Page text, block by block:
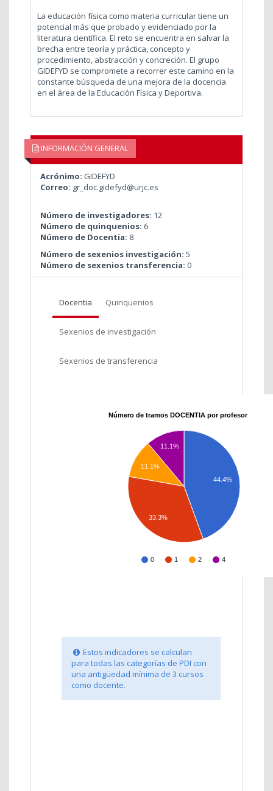
La educación física como materia curricular tiene un
potencial más que probado y evidenciado por la
literatura científica. El reto se encuentra en salvar la
brecha entre teoría y práctica, concepto y
procedimiento, abstracción y concreción. El grupo
GIDEFYD se compromete a recorrer este camino en la
constante búsqueda de una mejora de la docencia
en el área de la Educación Física y Deportiva.
INFORMACIÓN GENERAL
Acrónimo: GIDEFYD
Correo: gr_doc.gidefyd@urjc.es
Número de investigadores: 12
Número de quinquenios: 6
Número de Docentia: 8
Número de sexenios investigación: 5
Número de sexenios transferencia: 0
Docentia Quinquenios
Sexenios de investigación
Sexenios de transferencia
Número de tramos DOCENTIA por profesor
0 1 2 4
44.4%
11.1%
11.1%
33.3%
Estos indicadores se calculan
para todas las categorías de PDI con
una antigüedad mínima de 3 cursos
como docente.